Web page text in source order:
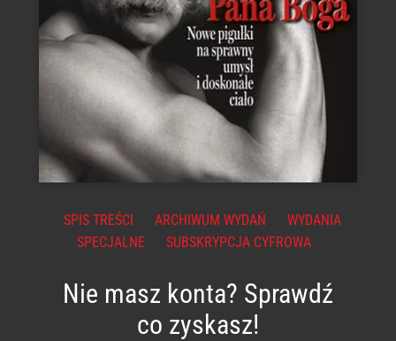
SPIS TREŚCI ARCHIWUM WYDAŃ
WYDANIA
SPECJALNE
SUBSKRYPCJA CYFROWA
Nie masz konta? Sprawdź
co zyskasz!